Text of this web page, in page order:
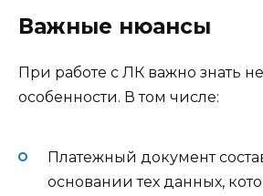
Важные нюансы
При работе с ЛК важно знать
особенности. В том числе:
Платежный документ
основании тех данных,